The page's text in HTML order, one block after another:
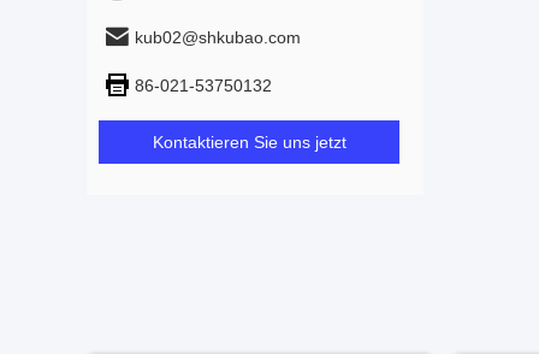
kub02@shkubao.com
86-021-53750132
Kontaktieren Sie uns jetzt